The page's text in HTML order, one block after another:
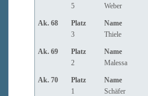
5
Weber
Ak. 68 Platz Name
3
Thiele
Ak. 69 Platz Name
2
Malessa
Ak. 70 Platz Name
1
Schäfer